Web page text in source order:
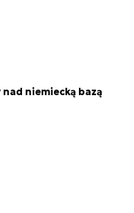
niemiecką bazą